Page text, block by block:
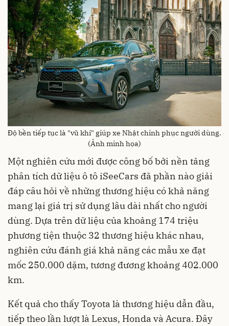
Độ bền tiếp tục là "vũ khí" giúp xe Nhật chinh phục người dùng.
(Ảnh minh họa)
Một nghiên cứu mới được công bố bởi nền tảng
phân tích dữ liệu ô tô iSeeCars đã phần nào giải
đáp câu hỏi về những thương hiệu có khả năng
mang lại giá trị sử dụng lâu dài nhất cho người
dùng. Dựa trên dữ liệu của khoảng 174 triệu
phương tiện thuộc 32 thương hiệu khác nhau,
nghiên cứu đánh giá khả năng các mẫu xe đạt
mốc 250.000 dặm, tương đương khoảng 402.000
km.
Kết quả cho thấy Toyota là thương hiệu dẫn đầu,
tiếp theo lần lượt là Lexus, Honda và Acura. Đây